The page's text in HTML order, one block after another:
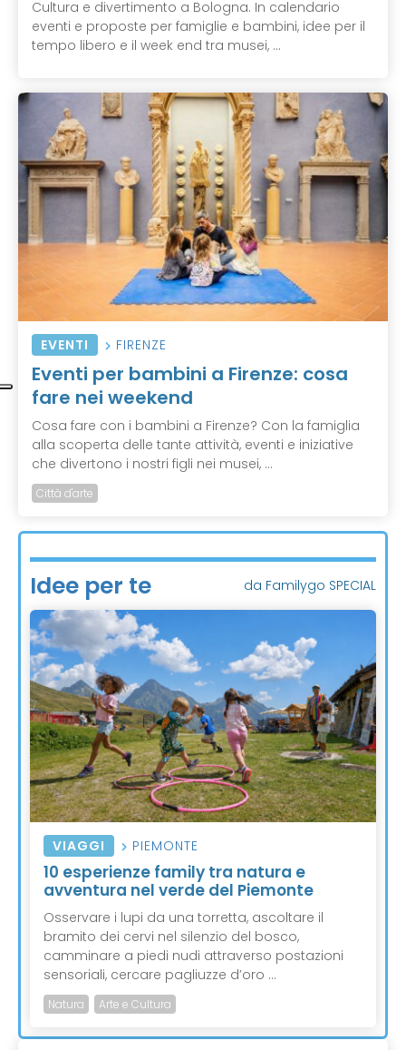
Cultura e divertimento a Bologna. In calendario
eventi e proposte per famiglie e bambini, idee per il
tempo libero e il week end tra musei, ...
EVENTI FIRENZE
Eventi per bambini a Firenze: cosa
fare nei weekend
Cosa fare con i bambini a Firenze? Con la famiglia
alla scoperta delle tante attività, eventi e iniziative
che divertono i nostri figli nei musei, ...
Città d'arte
Idee per te da Familygo SPECIAL
VIAGGI PIEMONTE
10 esperienze family tra natura e
avventura nel verde del Piemonte
Osservare i lupi da una torretta, ascoltare il
bramito dei cervi nel silenzio del bosco,
camminare a piedi nudi attraverso postazioni
sensoriali, cercare pagliuzze d’oro ...
Natura Arte e Cultura